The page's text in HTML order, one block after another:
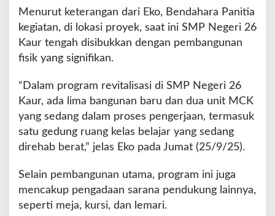
Menurut keterangan dari Eko, Bendahara Panitia
kegiatan, di lokasi proyek, saat ini SMP Negeri 26
Kaur tengah disibukkan dengan pembangunan
fisik yang signifikan.
“Dalam program revitalisasi di SMP Negeri 26
Kaur, ada lima bangunan baru dan dua unit MCK
yang sedang dalam proses pengerjaan, termasuk
satu gedung ruang kelas belajar yang sedang
direhab berat,” jelas Eko pada Jumat (25/9/25).
Selain pembangunan utama, program ini juga
mencakup pengadaan sarana pendukung lainnya,
seperti meja, kursi, dan lemari.